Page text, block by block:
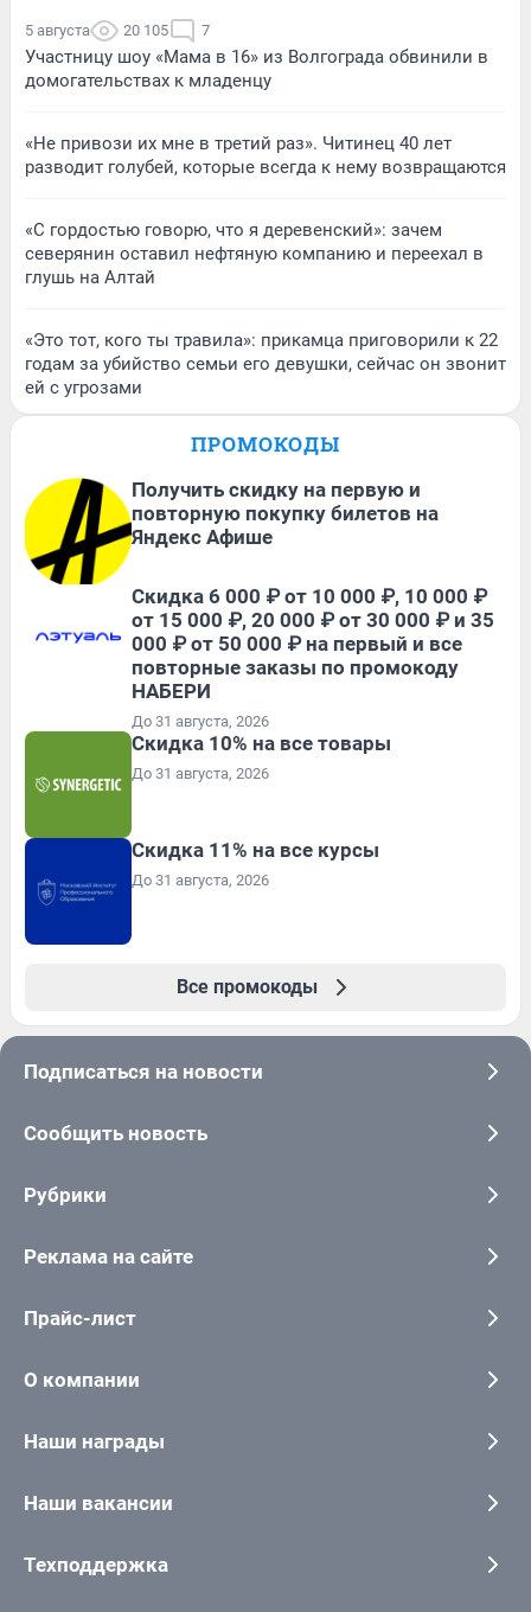
5 августа 20 105 7
Участницу шоу «Мама в 16» из Волгограда обвинили в
домогательствах к младенцу
«Не привози их мне в третий раз». Читинец 40 лет
разводит голубей, которые всегда к нему возвращаются
«С гордостью говорю, что я деревенский»: зачем
северянин оставил нефтяную компанию и переехал в
глушь на Алтай
«Это тот, кого ты травила»: прикамца приговорили к 22
годам за убийство семьи его девушки, сейчас он звонит
ей с угрозами
ПРОМОКОДЫ
Получить скидку на первую и
повторную покупку билетов на
Яндекс Афише
Скидка 6 000 ₽ от 10 000 ₽, 10 000 ₽
от 15 000 ₽, 20 000 ₽ от 30 000 ₽ и 35
000 ₽ от 50 000 ₽ на первый и все
повторные заказы по промокоду
НАБЕРИ
До 31 августа, 2026
Скидка 10% на все товары
До 31 августа, 2026
Скидка 11% на все курсы
До 31 августа, 2026
Все промокоды
Подписаться на новости
Сообщить новость
Рубрики
Реклама на сайте
Прайс-лист
О компании
Наши награды
Наши вакансии
Техподдержка